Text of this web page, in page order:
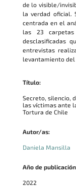
de lo visible/
la verdad oficial.
centrada en el
las 23
desclasificadas
entrevistas
levantamiento del
Título:
Secreto, silencio,
las víctimas ante
Tortura de Chile
Autor/as:
Daniela Mansilla
Año de
2022